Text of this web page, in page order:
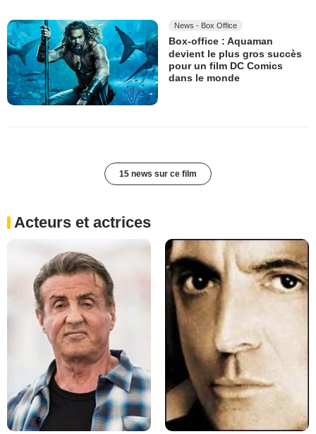
News - Box Office
Box-office : Aquaman
devient le plus gros succès
pour un film DC Comics
dans le monde
15 news sur ce film
Acteurs et actrices